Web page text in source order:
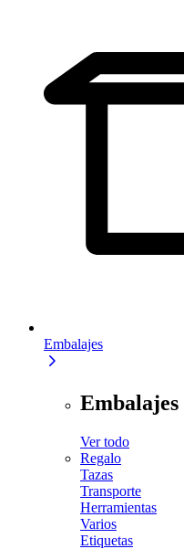
Embalajes
Embalajes
Ver todo
Regalo
Tazas
Transporte
Herramientas
Varios
Etiquetas